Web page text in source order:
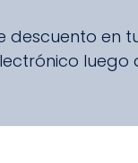
descuento en
luego